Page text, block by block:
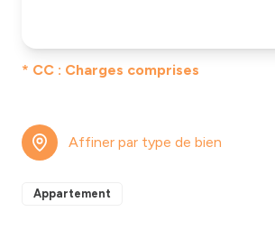
* CC : Charges comprises
Affiner par type de bien
Appartement